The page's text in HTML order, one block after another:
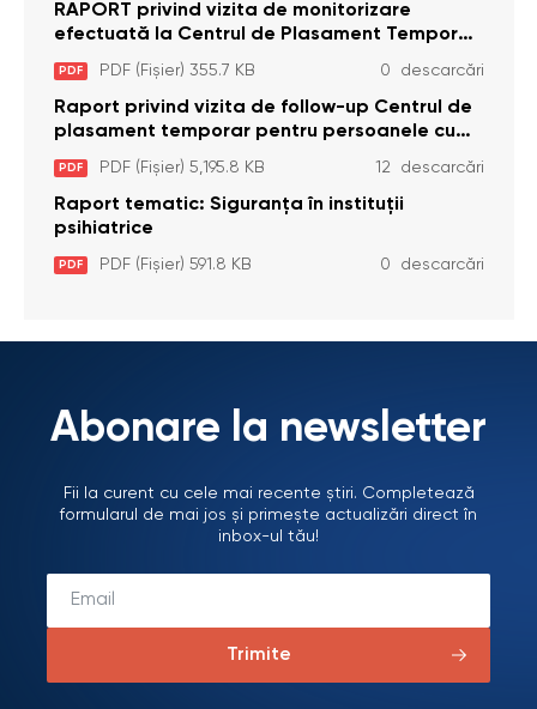
RAPORT privind vizita de monitorizare
efectuată la Centrul de Plasament Temporar
pentru Persoane cu Dizabilități (Adulte) din s.
Brînzeni, r. Edineț, din data de 25 mai 2026
PDF PDF (Fișier) 355.7 KB 0 descarcări
Raport privind vizita de follow-up Centrul de
plasament temporar pentru persoanele cu
dizabilități (adulte) Bădiceni, Soroca (11 iunie
2026)
PDF PDF (Fișier) 5,195.8 KB 12 descarcări
Raport tematic: Siguranța în instituții
psihiatrice
PDF PDF (Fișier) 591.8 KB 0 descarcări
Abonare la newsletter
Fii la curent cu cele mai recente știri. Completează
formularul de mai jos și primește actualizări direct în
inbox-ul tău!
Trimite